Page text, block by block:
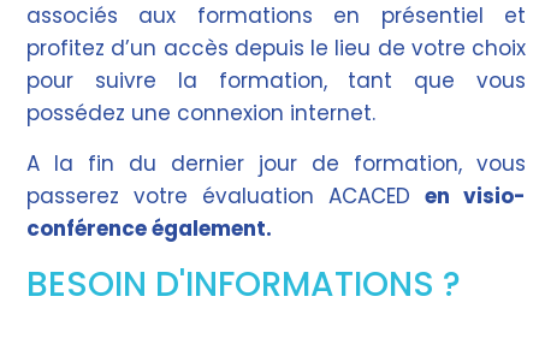
associés aux formations en présentiel et
profitez d’un accès depuis le lieu de votre choix
pour suivre la formation, tant que vous
possédez une connexion internet.
A la fin du dernier jour de formation, vous
passerez votre évaluation ACACEDen visio-
conférence également.
BESOIN D'INFORMATIONS ?